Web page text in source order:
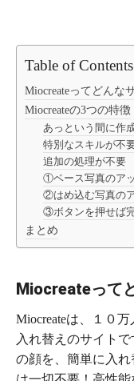
Table of Contents
Miocreateってどんな
Miocreateの3つの特徴
あっという間に作
特別なスキルが不
追加の処理が不要
①ベース写真のア
②はめ込む写真の
③ボタンを押せば
まとめ
Miocreateって
Miocreateは、１０
入れ替えのサイト
の顔を、簡単に入